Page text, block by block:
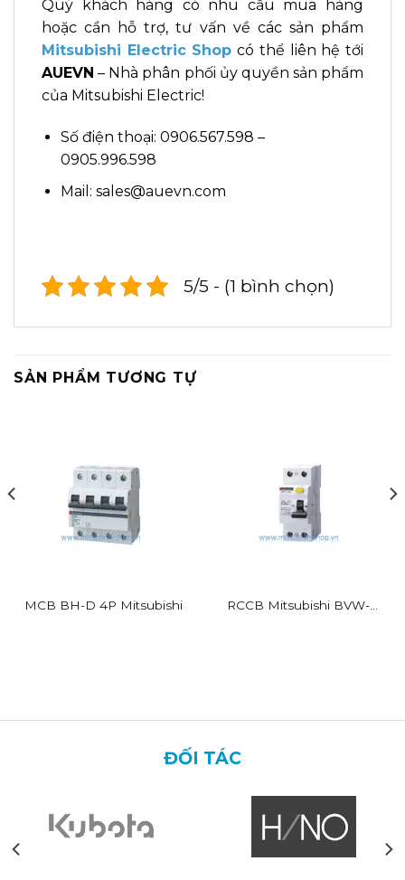
Quý khách hàng có nhu cầu mua hàng
hoặc cần hỗ trợ, tư vấn về các sản phẩm
Mitsubishi Electric Shop có thể liên hệ tới
AUEVN – Nhà phân phối ủy quyền sản phẩm
của Mitsubishi Electric!
Số điện thoại: 0906.567.598 –
0905.996.598
Mail: sales@auevn.com
5/5 - (1 bình chọn)
SẢN PHẨM TƯƠNG TỰ
MCB BH-D 4P Mitsubishi
RCCB Mitsubishi BVW-T
ĐỐI TÁC